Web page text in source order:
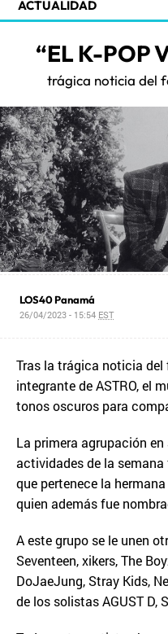
ACTUALIDAD
“EL K-POP
trágica noticia del
LOS40 Panamá
26/04/2023 - 15:54 EST
Tras la trágica noticia
integrante de ASTRO, el
tonos oscuros para
La primera agrupación
actividades de la
que pertenece la
quien además fue
A este grupo se le unen
Seventeen, xikers, The
DoJaeJung, Stray Kids,
de los solistas AGUST D,